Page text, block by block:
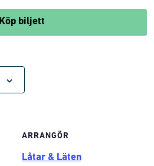
Köp biljett
ARRANGÖR
Låtar & Läten